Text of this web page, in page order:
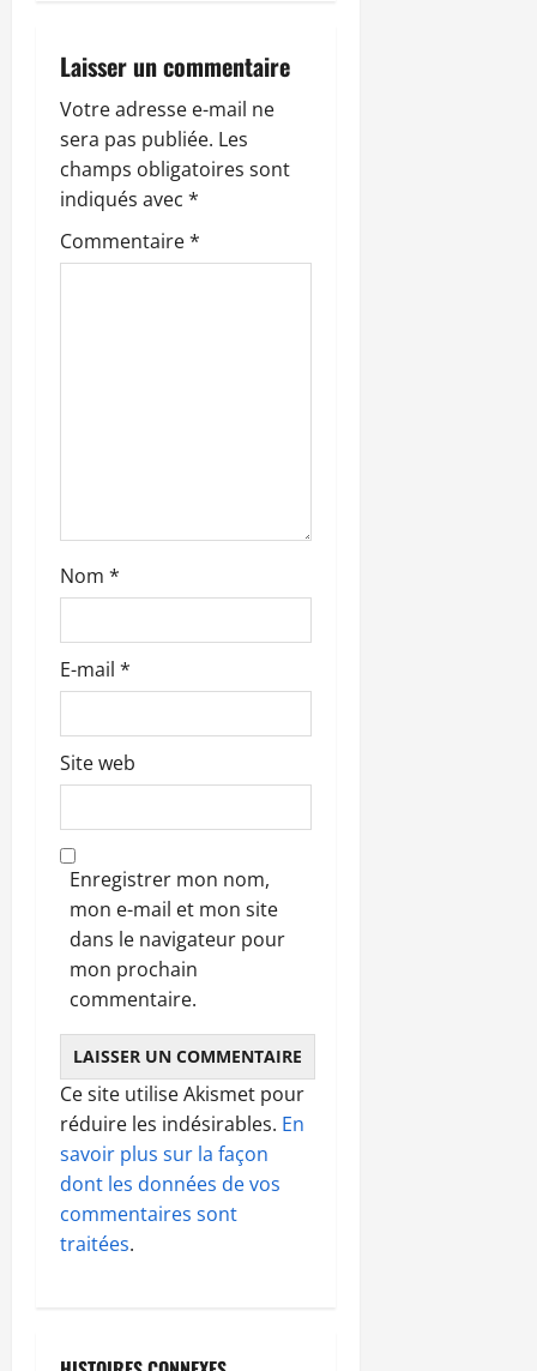
n
d
’
a
r
e
Laisser un commentaire
Votre adresse e-mail ne
sera pas publiée. Les
champs obligatoires sont
indiqués avec *
Commentaire*
Nom *
E-mail *
Site web
Enregistrer mon nom,
mon e-mail et mon site
dans le navigateur pour
mon prochain
commentaire.
Ce site utilise Akismet pour
réduire les indésirables. En
savoir plus sur la façon
dont les données de vos
commentaires sont
traitées.